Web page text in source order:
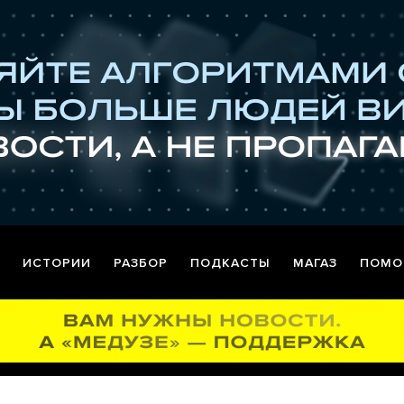
ИСТОРИИ РАЗБОР ПОДКАСТЫ МАГАЗ